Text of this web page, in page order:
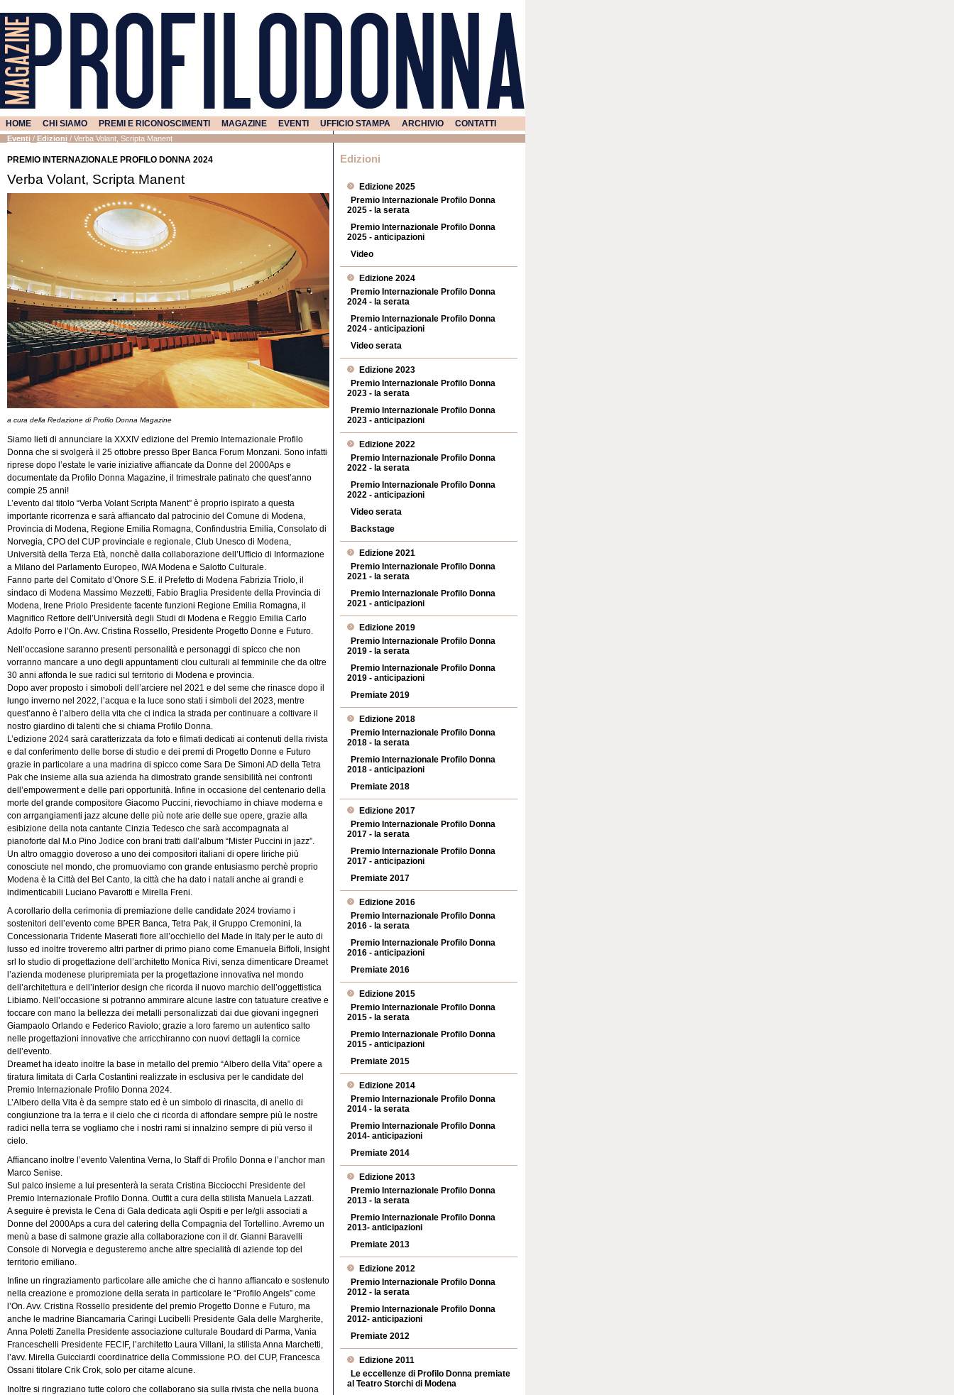
HOME CHI SIAMO PREMI E RICONOSCIMENTI MAGAZINE EVENTI UFFICIO STAMPA ARCHIVIO CONTATTI
Eventi / Edizioni / Verba Volant, Scripta Manent
PREMIO INTERNAZIONALE PROFILO DONNA 2024
Verba Volant, Scripta Manent
a cura della Redazione di Profilo Donna Magazine
Siamo lieti di annunciare la XXXIV edizione del Premio Internazionale Profilo
Donna che si svolgerà il 25 ottobre presso Bper Banca Forum Monzani. Sono infatti
riprese dopo l’estate le varie iniziative affiancate da Donne del 2000Aps e
documentate da Profilo Donna Magazine, il trimestrale patinato che quest’anno
compie 25 anni!
L’evento dal titolo “Verba Volant Scripta Manent” è proprio ispirato a questa
importante ricorrenza e sarà affiancato dal patrocinio del Comune di Modena,
Provincia di Modena, Regione Emilia Romagna, Confindustria Emilia, Consolato di
Norvegia, CPO del CUP provinciale e regionale, Club Unesco di Modena,
Università della Terza Età, nonchè dalla collaborazione dell’Ufficio di Informazione
a Milano del Parlamento Europeo, IWA Modena e Salotto Culturale.
Fanno parte del Comitato d’Onore S.E. il Prefetto di Modena Fabrizia Triolo, il
sindaco di Modena Massimo Mezzetti, Fabio Braglia Presidente della Provincia di
Modena, Irene Priolo Presidente facente funzioni Regione Emilia Romagna, il
Magnifico Rettore dell’Università degli Studi di Modena e Reggio Emilia Carlo
Adolfo Porro e l’On. Avv. Cristina Rossello, Presidente Progetto Donne e Futuro.
Nell’occasione saranno presenti personalità e personaggi di spicco che non
vorranno mancare a uno degli appuntamenti clou culturali al femminile che da oltre
30 anni affonda le sue radici sul territorio di Modena e provincia.
Dopo aver proposto i simoboli dell’arciere nel 2021 e del seme che rinasce dopo il
lungo inverno nel 2022, l’acqua e la luce sono stati i simboli del 2023, mentre
quest’anno è l’albero della vita che ci indica la strada per continuare a coltivare il
nostro giardino di talenti che si chiama Profilo Donna.
L’edizione 2024 sarà caratterizzata da foto e filmati dedicati ai contenuti della rivista
e dal conferimento delle borse di studio e dei premi di Progetto Donne e Futuro
grazie in particolare a una madrina di spicco come Sara De Simoni AD della Tetra
Pak che insieme alla sua azienda ha dimostrato grande sensibilità nei confronti
dell’empowerment e delle pari opportunità. Infine in occasione del centenario della
morte del grande compositore Giacomo Puccini, rievochiamo in chiave moderna e
con arrgangiamenti jazz alcune delle più note arie delle sue opere, grazie alla
esibizione della nota cantante Cinzia Tedesco che sarà accompagnata al
pianoforte dal M.o Pino Jodice con brani tratti dall’album “Mister Puccini in jazz”.
Un altro omaggio doveroso a uno dei compositori italiani di opere liriche più
conosciute nel mondo, che promuoviamo con grande entusiasmo perchè proprio
Modena è la Città del Bel Canto, la città che ha dato i natali anche ai grandi e
indimenticabili Luciano Pavarotti e Mirella Freni.
A corollario della cerimonia di premiazione delle candidate 2024 troviamo i
sostenitori dell’evento come BPER Banca, Tetra Pak, il Gruppo Cremonini, la
Concessionaria Tridente Maserati fiore all’occhiello del Made in Italy per le auto di
lusso ed inoltre troveremo altri partner di primo piano come Emanuela Biffoli, Insight
srl lo studio di progettazione dell’architetto Monica Rivi, senza dimenticare Dreamet
l’azienda modenese pluripremiata per la progettazione innovativa nel mondo
dell’architettura e dell’interior design che ricorda il nuovo marchio dell’oggettistica
Libiamo. Nell’occasione si potranno ammirare alcune lastre con tatuature creative e
toccare con mano la bellezza dei metalli personalizzati dai due giovani ingegneri
Giampaolo Orlando e Federico Raviolo; grazie a loro faremo un autentico salto
nelle progettazioni innovative che arricchiranno con nuovi dettagli la cornice
dell’evento.
Dreamet ha ideato inoltre la base in metallo del premio “Albero della Vita” opere a
tiratura limitata di Carla Costantini realizzate in esclusiva per le candidate del
Premio Internazionale Profilo Donna 2024.
L’Albero della Vita è da sempre stato ed è un simbolo di rinascita, di anello di
congiunzione tra la terra e il cielo che ci ricorda di affondare sempre più le nostre
radici nella terra se vogliamo che i nostri rami si innalzino sempre di più verso il
cielo.
Affiancano inoltre l’evento Valentina Verna, lo Staff di Profilo Donna e l’anchor man
Marco Senise.
Sul palco insieme a lui presenterà la serata Cristina Bicciocchi Presidente del
Premio Internazionale Profilo Donna. Outfit a cura della stilista Manuela Lazzati.
A seguire è prevista le Cena di Gala dedicata agli Ospiti e per le/gli associati a
Donne del 2000Aps a cura del catering della Compagnia del Tortellino. Avremo un
menù a base di salmone grazie alla collaborazione con il dr. Gianni Baravelli
Console di Norvegia e degusteremo anche altre specialità di aziende top del
territorio emiliano.
Infine un ringraziamento particolare alle amiche che ci hanno affiancato e sostenuto
nella creazione e promozione della serata in particolare le “Profilo Angels” come
l’On. Avv. Cristina Rossello presidente del premio Progetto Donne e Futuro, ma
anche le madrine Biancamaria Caringi Lucibelli Presidente Gala delle Margherite,
Anna Poletti Zanella Presidente associazione culturale Boudard di Parma, Vania
Franceschelli Presidente FECIF, l’architetto Laura Villani, la stilista Anna Marchetti,
l’avv. Mirella Guicciardi coordinatrice della Commissione P.O. del CUP, Francesca
Ossani titolare Crik Crok, solo per citarne alcune.
Inoltre si ringraziano tutte coloro che collaborano sia sulla rivista che nella buona
Edizioni
Edizione 2025
Premio Internazionale Profilo Donna
2025 - la serata
Premio Internazionale Profilo Donna
2025 - anticipazioni
Video
Edizione 2024
Premio Internazionale Profilo Donna
2024 - la serata
Premio Internazionale Profilo Donna
2024 - anticipazioni
Video serata
Edizione 2023
Premio Internazionale Profilo Donna
2023 - la serata
Premio Internazionale Profilo Donna
2023 - anticipazioni
Edizione 2022
Premio Internazionale Profilo Donna
2022 - la serata
Premio Internazionale Profilo Donna
2022 - anticipazioni
Video serata
Backstage
Edizione 2021
Premio Internazionale Profilo Donna
2021 - la serata
Premio Internazionale Profilo Donna
2021 - anticipazioni
Edizione 2019
Premio Internazionale Profilo Donna
2019 - la serata
Premio Internazionale Profilo Donna
2019 - anticipazioni
Premiate 2019
Edizione 2018
Premio Internazionale Profilo Donna
2018 - la serata
Premio Internazionale Profilo Donna
2018 - anticipazioni
Premiate 2018
Edizione 2017
Premio Internazionale Profilo Donna
2017 - la serata
Premio Internazionale Profilo Donna
2017 - anticipazioni
Premiate 2017
Edizione 2016
Premio Internazionale Profilo Donna
2016 - la serata
Premio Internazionale Profilo Donna
2016 - anticipazioni
Premiate 2016
Edizione 2015
Premio Internazionale Profilo Donna
2015 - la serata
Premio Internazionale Profilo Donna
2015 - anticipazioni
Premiate 2015
Edizione 2014
Premio Internazionale Profilo Donna
2014 - la serata
Premio Internazionale Profilo Donna
2014- anticipazioni
Premiate 2014
Edizione 2013
Premio Internazionale Profilo Donna
2013 - la serata
Premio Internazionale Profilo Donna
2013- anticipazioni
Premiate 2013
Edizione 2012
Premio Internazionale Profilo Donna
2012 - la serata
Premio Internazionale Profilo Donna
2012- anticipazioni
Premiate 2012
Edizione 2011
Le eccellenze di Profilo Donna premiate
al Teatro Storchi di Modena